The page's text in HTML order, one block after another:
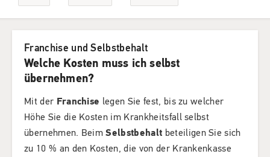
Franchise und Selbstbehalt
Welche Kosten muss ich selbst
übernehmen?
Mit der Franchise legen Sie fest, bis zu welcher
Höhe Sie die Kosten im Krankheitsfall selbst
übernehmen. BeimSelbstbehalt beteiligen Sie sich
zu 10 % an den Kosten, die von der Krankenkasse